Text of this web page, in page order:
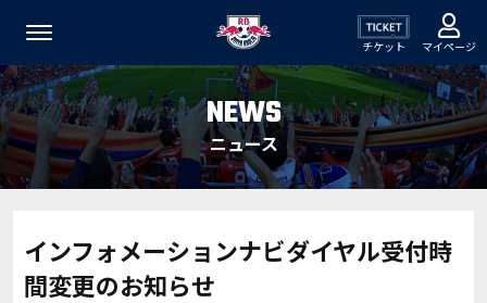
チケット マイページ
NEWS
ニュース
インフォメーションナビダイヤル受付時
間変更のお知らせ